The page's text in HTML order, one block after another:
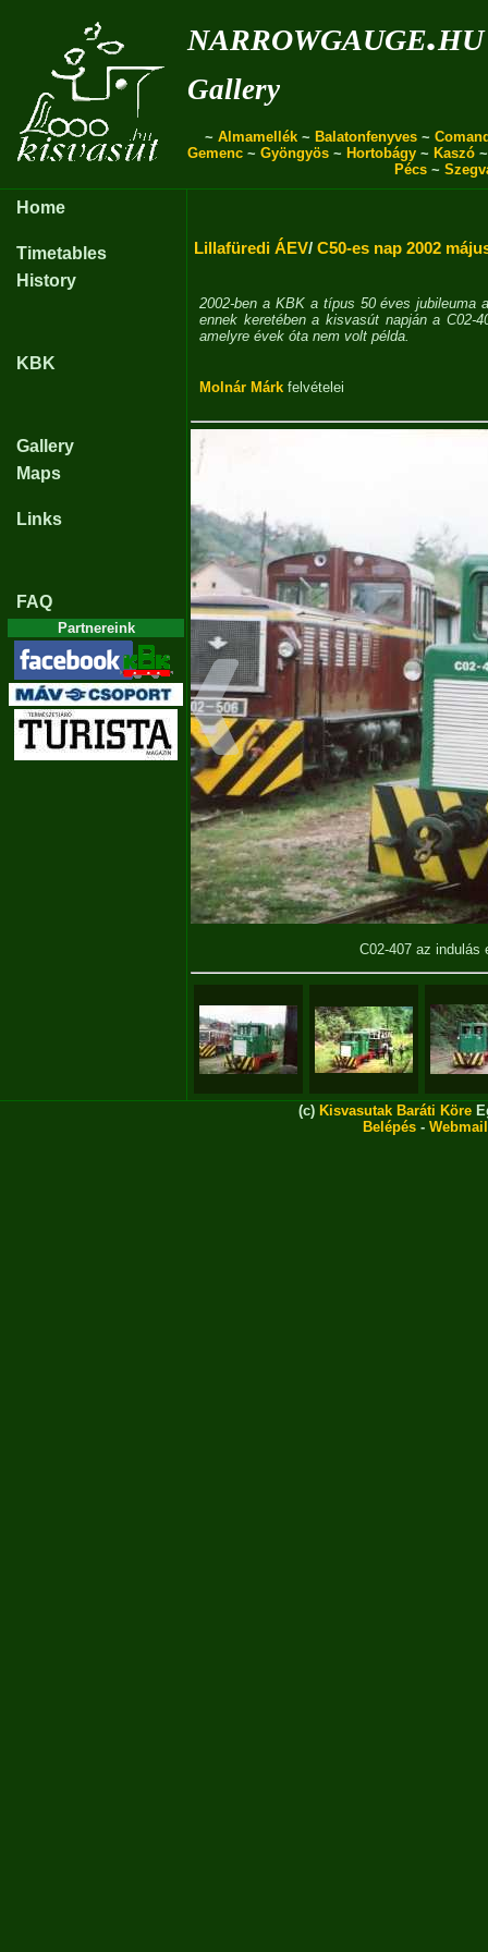
narrowgauge.hu
Gallery
~ Almamellék ~ Balatonfenyves ~
Gemenc ~ Gyöngyös ~ Hortobágy ~ Kaszó
Pécs ~
Home
Timetables
History
KBK
Gallery
Maps
Links
FAQ
Partnereink
Lillafüredi ÁEV/ C50-es nap 2002
2002-ben a KBK a típus 50 éves jubileuma
ennek keretében a kisvasút napján a C02-
amelyre évek óta nem volt példa.
Molnár Márk felvételei
C02-407 az indulás
(c) Kisvasutak Baráti Köre
Belépés - Webmail